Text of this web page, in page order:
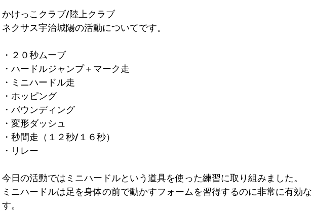
かけっこクラブ/陸上クラブ
ネクサス宇治城陽の活動についてです。
・２０秒ムーブ
・ハードルジャンプ＋マーク走
・ミニハードル走
・ホッピング
・バウンディング
・変形ダッシュ
・秒間走（１２秒/１６秒）
・リレー
今日の活動ではミニハードルという道具を使った練習に取り組みました。
ミニハードルは足を身体の前で動かすフォームを習得するのに非常に有効
す。